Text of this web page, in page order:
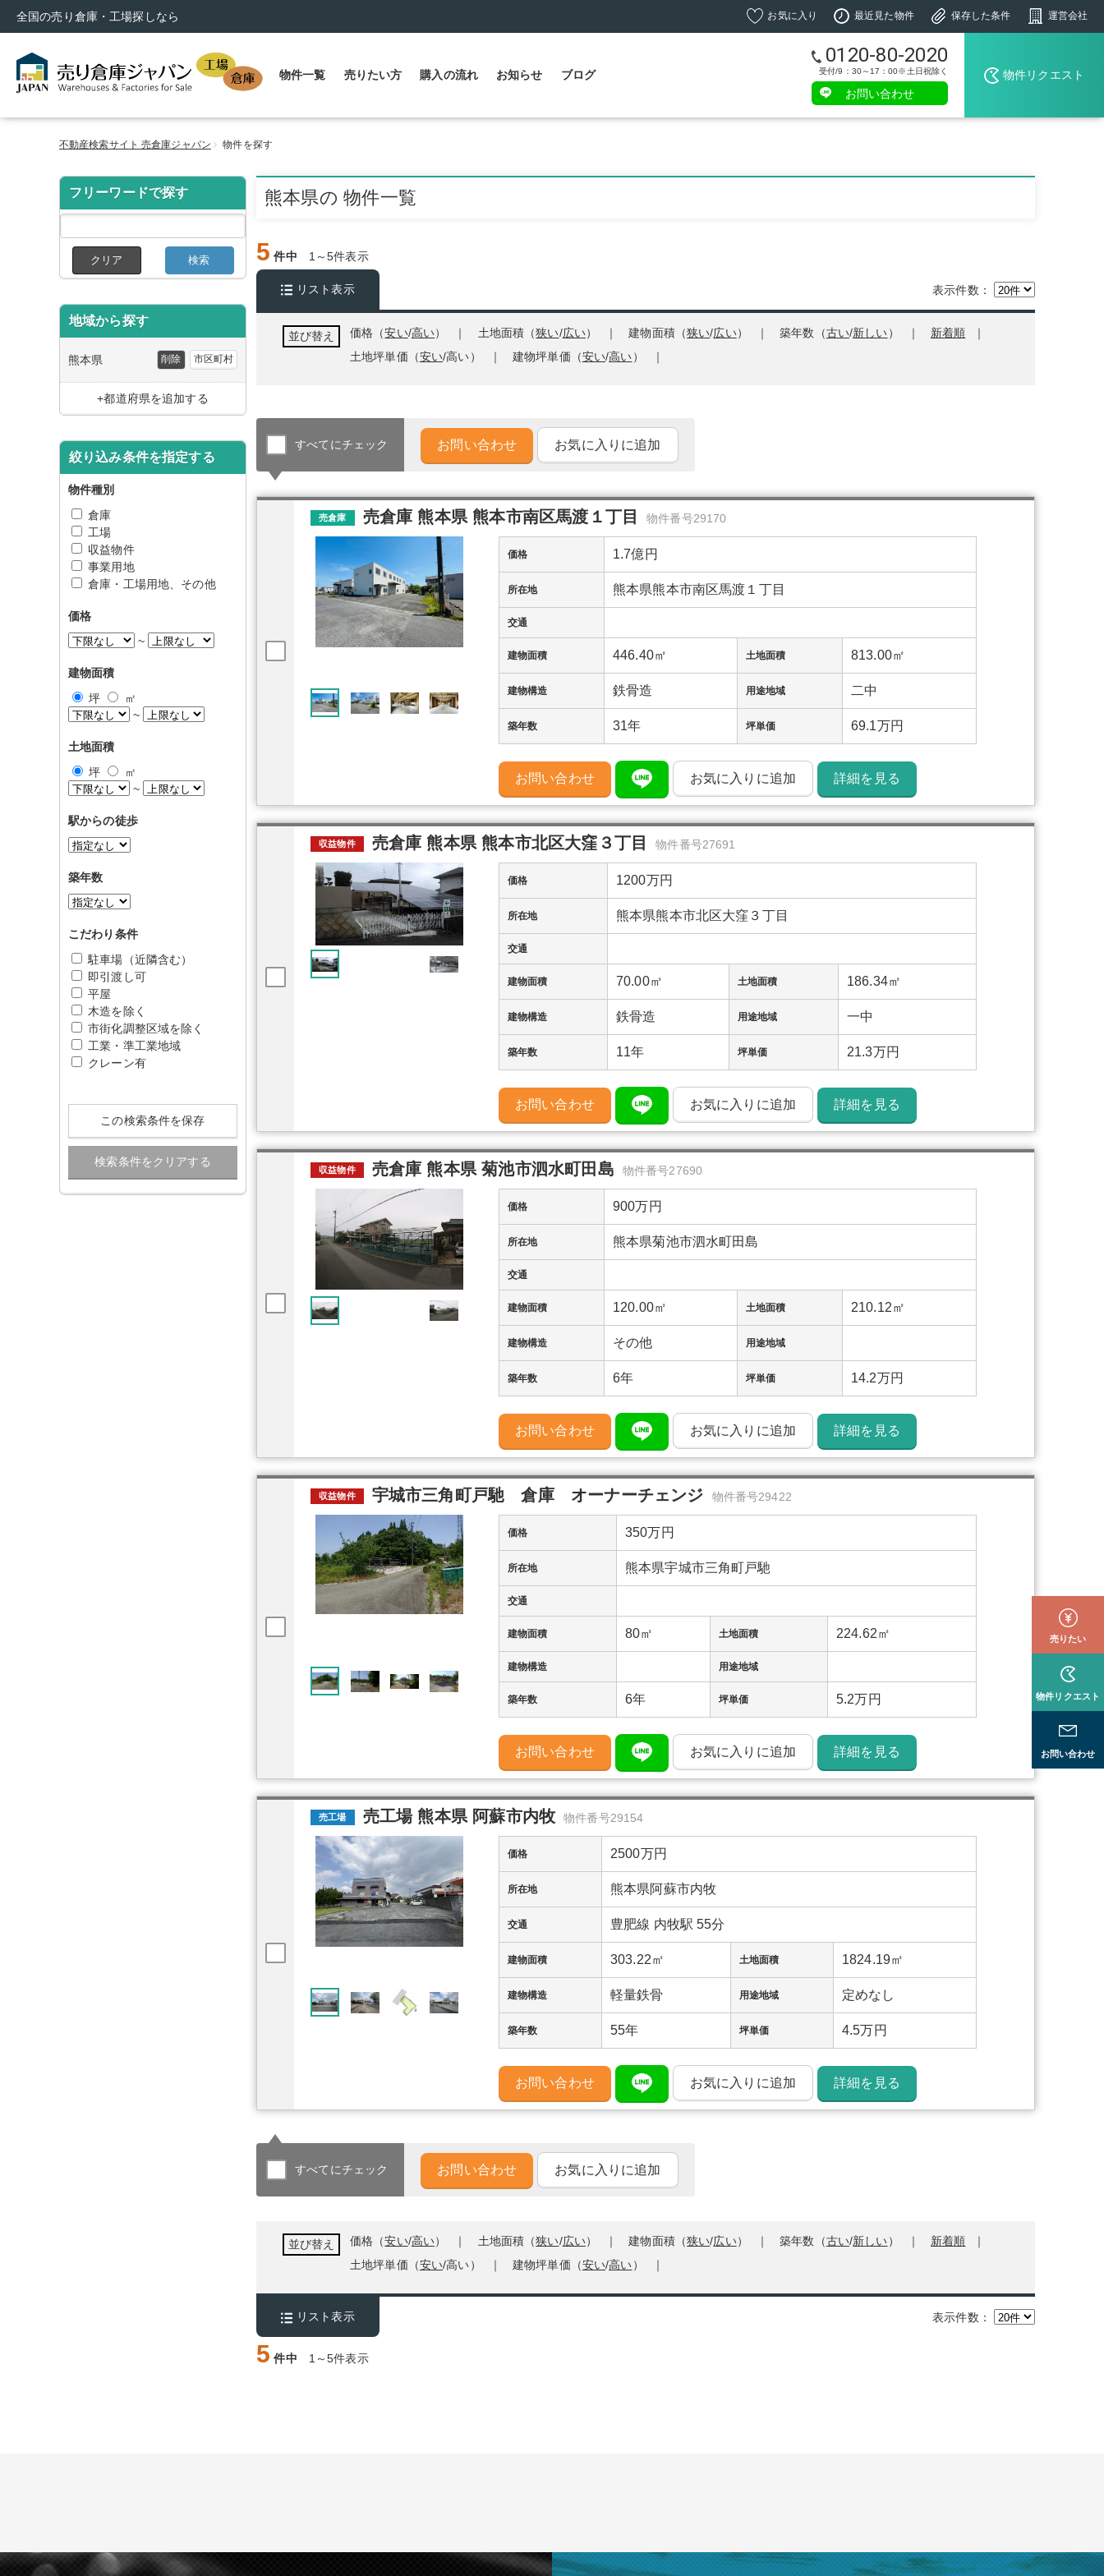
全国の売り倉庫・工場探しなら お気に入り 最近見た物件 保存した条件 運営会社
物件一覧 売りたい方 購入の流れ お知らせ ブログ
0120-80-2020
受付/9：30～17：00※土日祝除く
お問い合わせ
物件リクエスト
不動産検索サイト 売倉庫ジャパン 物件を探す
フリーワードで探す
クリア 検索
地域から探す
熊本県 削除 市区町村
+都道府県を追加する
絞り込み条件を指定する
物件種別
倉庫
工場
収益物件
事業用地
倉庫・工場用地、その他
価格
~
建物面積
坪
㎡
~
土地面積
坪
㎡
~
駅からの徒歩
築年数
こだわり条件
駐車場（近隣含む）
即引渡し可
平屋
木造を除く
市街化調整区域を除く
工業・準工業地域
クレーン有
この検索条件を保存
検索条件をクリアする
熊本県の 物件一覧
5 件中 1～5件表示
リスト表示 表示件数：
並び替え 価格（安い/高い） 土地面積（狭い/広い） 建物面積（狭い/広い） 築年数（古い/新しい）
新着順
土地坪単価（安い/高い） 建物坪単価（安い/高い）
すべてにチェック お問い合わせ お気に入りに追加
売倉庫 売倉庫 熊本県 熊本市南区馬渡１丁目 物件番号29170
価格 1.7億円
所在地 熊本県熊本市南区馬渡１丁目
交通
建物面積 446.40㎡ 土地面積 813.00㎡
建物構造 鉄骨造 用途地域 二中
築年数 31年 坪単価 69.1万円
お問い合わせ お気に入りに追加 詳細を見る
収益物件 売倉庫 熊本県 熊本市北区大窪３丁目 物件番号27691
価格 1200万円
所在地 熊本県熊本市北区大窪３丁目
交通
建物面積 70.00㎡ 土地面積 186.34㎡
建物構造 鉄骨造 用途地域 一中
築年数 11年 坪単価 21.3万円
お問い合わせ お気に入りに追加 詳細を見る
収益物件 売倉庫 熊本県 菊池市泗水町田島 物件番号27690
価格 900万円
所在地 熊本県菊池市泗水町田島
交通
建物面積 120.00㎡ 土地面積 210.12㎡
建物構造 その他 用途地域
築年数 6年 坪単価 14.2万円
お問い合わせ お気に入りに追加 詳細を見る
収益物件 宇城市三角町戸馳 倉庫 オーナーチェンジ 物件番号29422
価格 350万円
所在地 熊本県宇城市三角町戸馳
交通
建物面積 80㎡ 土地面積 224.62㎡
建物構造 用途地域
築年数 6年 坪単価 5.2万円
お問い合わせ お気に入りに追加 詳細を見る
売工場 売工場 熊本県 阿蘇市内牧 物件番号29154
価格 2500万円
所在地 熊本県阿蘇市内牧
交通 豊肥線 内牧駅 55分
建物面積 303.22㎡ 土地面積 1824.19㎡
建物構造 軽量鉄骨 用途地域 定めなし
築年数 55年 坪単価 4.5万円
お問い合わせ お気に入りに追加 詳細を見る
すべてにチェック お問い合わせ お気に入りに追加
並び替え 価格（安い/高い） 土地面積（狭い/広い） 建物面積（狭い/広い） 築年数（古い/新しい）
新着順
土地坪単価（安い/高い） 建物坪単価（安い/高い）
リスト表示 表示件数：
5 件中 1～5件表示
売りたい
物件リクエスト
お問い合わせ